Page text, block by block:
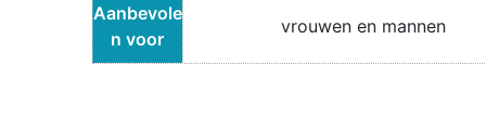
Aanbevole
n voor
vrouwen en mannen